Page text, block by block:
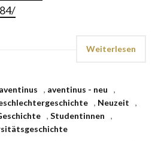
Weiterlesen
aventinus , aventinus - neu
,
, Neuzeit
,
, Studentinnen
,